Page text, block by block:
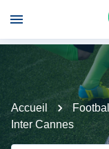
Accueil Football
Inter Cannes